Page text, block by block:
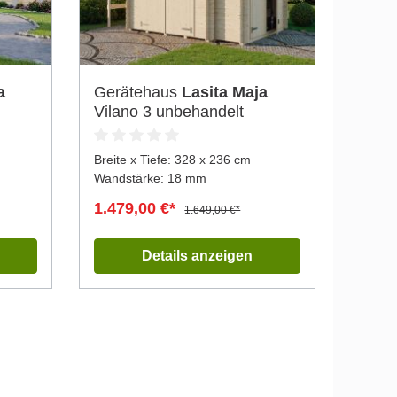
Gerätehaus Lasita Maja
Vilano 3 unbehandelt
Breite x Tiefe:328 x 236 cm
Wandstärke: 18 mm
1.479,00 €* 1.649,00 €*
Details anzeigen